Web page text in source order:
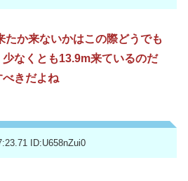
たか来ないかはこの際どうでも
なくとも13.9m来ているのだ
きだよね
ID:U658nZui0